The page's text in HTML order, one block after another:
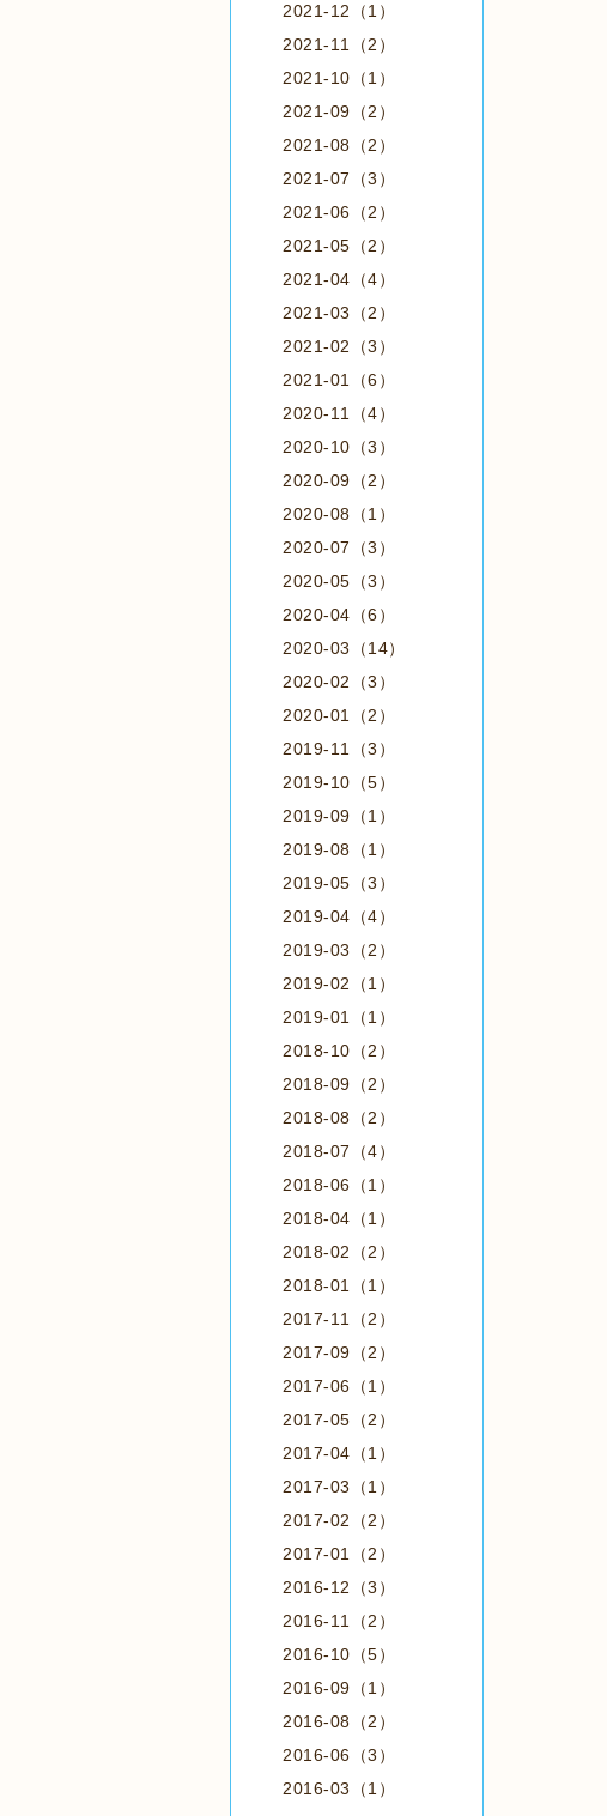
2021-12（1）
2021-11（2）
2021-10（1）
2021-09（2）
2021-08（2）
2021-07（3）
2021-06（2）
2021-05（2）
2021-04（4）
2021-03（2）
2021-02（3）
2021-01（6）
2020-11（4）
2020-10（3）
2020-09（2）
2020-08（1）
2020-07（3）
2020-05（3）
2020-04（6）
2020-03（14）
2020-02（3）
2020-01（2）
2019-11（3）
2019-10（5）
2019-09（1）
2019-08（1）
2019-05（3）
2019-04（4）
2019-03（2）
2019-02（1）
2019-01（1）
2018-10（2）
2018-09（2）
2018-08（2）
2018-07（4）
2018-06（1）
2018-04（1）
2018-02（2）
2018-01（1）
2017-11（2）
2017-09（2）
2017-06（1）
2017-05（2）
2017-04（1）
2017-03（1）
2017-02（2）
2017-01（2）
2016-12（3）
2016-11（2）
2016-10（5）
2016-09（1）
2016-08（2）
2016-06（3）
2016-03（1）